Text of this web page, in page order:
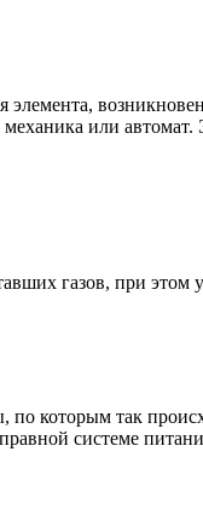
или автомат.
газов, при
которым так
системе